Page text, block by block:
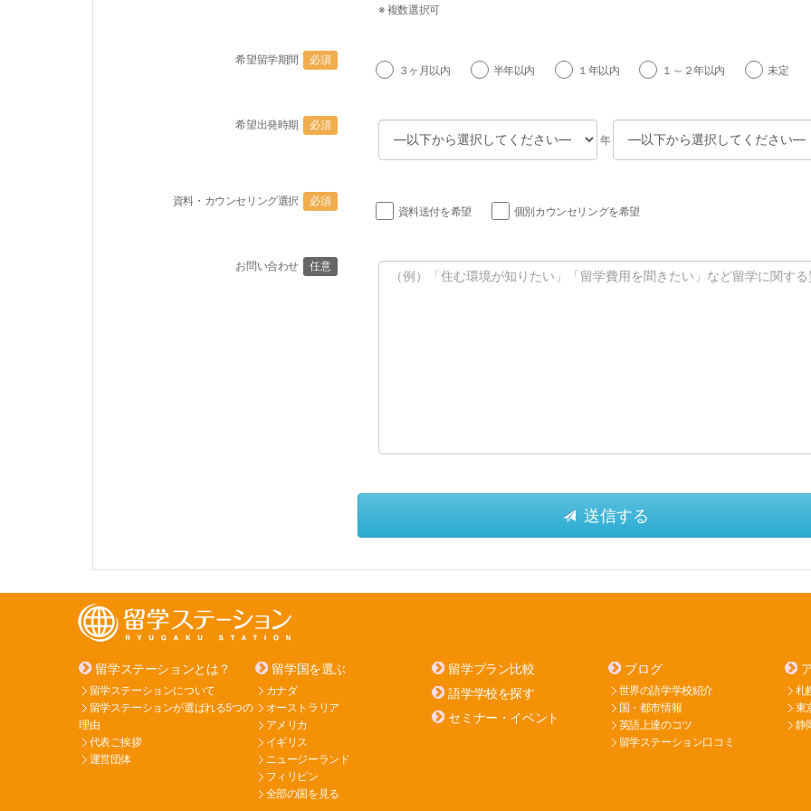
※ 複数選択可
希望留学期間
必須
３ヶ月以内
半年以内 １年以内 １～２年以内 未定
希望出発時期
必須
年
資料・カウンセリング選択
必須
資料送付を希望
個別カウンセリングを希望
お問い合わせ 任意
留学ステーションとは？
留学ステーションについて
留学ステーションが選ばれる5つの
理由
代表ご挨拶
運営団体
留学国を選ぶ
カナダ
オーストラリア
アメリカ
イギリス
ニュージーランド
フィリピン
全部の国を見る
留学プラン比較
語学学校を探す
セミナー・イベント
ブログ
世界の語学学校紹介
国・都市情報
英語上達のコツ
留学ステーション口コミ
札
東
静